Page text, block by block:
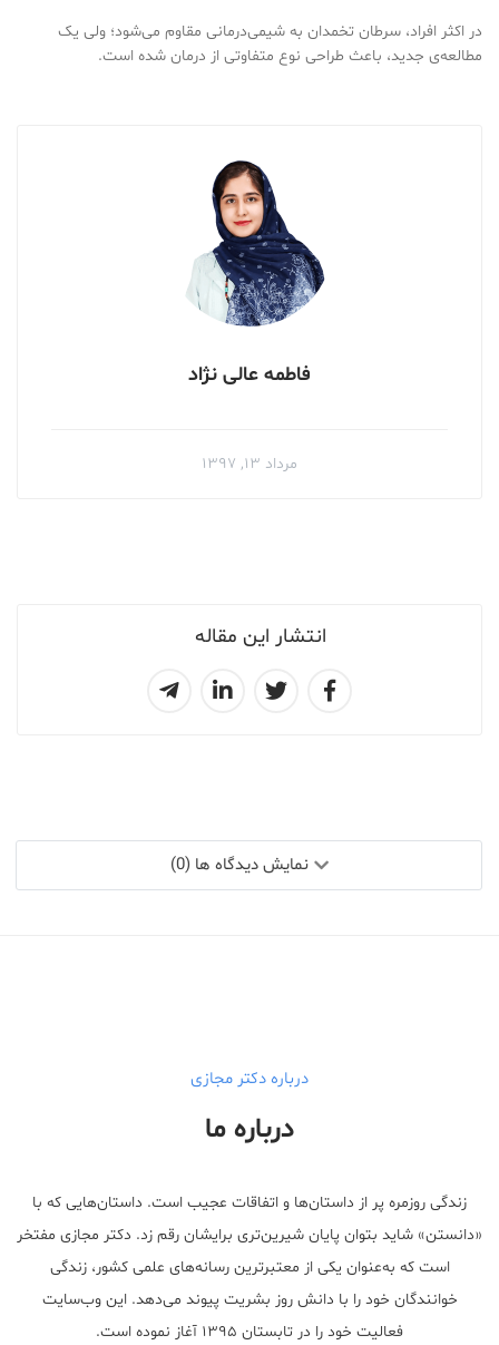
انتشار این مقاله
در اکثر افراد، سرطان تخمدان به شیمی‌درمانی مقاوم می‌شود؛ ولی یک
مطالعه‌ی جدید، باعث طراحی نوع متفاوتی از درمان شده است.
فاطمه عالی نژاد
مرداد ۱۳, ۱۳۹۷
نمایش دیدگاه ها (0)
درباره دکتر مجازی
درباره ما
زندگی روزمره پر از داستان‌ها و اتفاقات عجیب است. داستان‌هایی که با
«دانستن» شاید بتوان پایان شیرین‌تری برایشان رقم زد. دکتر مجازی مفتخر
است که به‌عنوان یکی از معتبر‌ترین رسانه‌های علمی کشور، زندگی
خوانندگان خود را با دانش روز بشریت پیوند می‌دهد. این وب‌سایت
فعالیت خود را در تابستان ۱۳۹۵ آغاز نموده است.